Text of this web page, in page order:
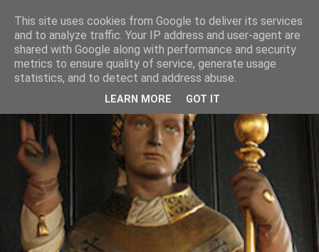
This site uses cookies from Google to deliver its services
and to analyze traffic. Your IP address and user-agent are
shared with Google along with performance and security
metrics to ensure quality of service, generate usage
statistics, and to detect and address abuse.
LEARN MORE GOT IT